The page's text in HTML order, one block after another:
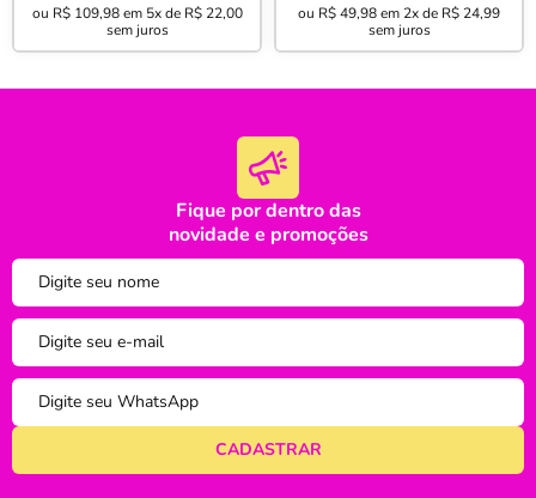
ou R$ 109,98em 5x de R$ 22,00
sem juros
ou R$ 49,98em 2x de R$ 24,99
sem juros
Fique por dentro das
novidade e promoções
tudo bem